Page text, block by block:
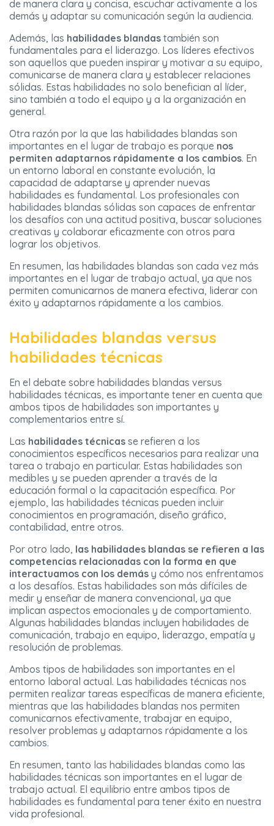
de manera clara y concisa, escuchar activamente a los
demás y adaptar su comunicación según la audiencia.
Además, las habilidades blandas también son
fundamentales para el liderazgo. Los líderes efectivos
son aquellos que pueden inspirar y motivar a su equipo,
comunicarse de manera clara y establecer relaciones
sólidas. Estas habilidades no solo benefician al líder,
sino también a todo el equipo y a la organización en
general.
Otra razón por la que las habilidades blandas son
importantes en el lugar de trabajo es porque nos
permiten adaptarnos rápidamente a los cambios. En
un entorno laboral en constante evolución, la
capacidad de adaptarse y aprender nuevas
habilidades es fundamental. Los profesionales con
habilidades blandas sólidas son capaces de enfrentar
los desafíos con una actitud positiva, buscar soluciones
creativas y colaborar eficazmente con otros para
lograr los objetivos.
En resumen, las habilidades blandas son cada vez más
importantes en el lugar de trabajo actual, ya que nos
permiten comunicarnos de manera efectiva, liderar con
éxito y adaptarnos rápidamente a los cambios.
Habilidades blandas versus
habilidades técnicas
En el debate sobre habilidades blandas versus
habilidades técnicas, es importante tener en cuenta que
ambos tipos de habilidades son importantes y
complementarios entre sí.
Las habilidades técnicas se refieren a los
conocimientos específicos necesarios para realizar una
tarea o trabajo en particular. Estas habilidades son
medibles y se pueden aprender a través de la
educación formal o la capacitación específica. Por
ejemplo, las habilidades técnicas pueden incluir
conocimientos en programación, diseño gráfico,
contabilidad, entre otros.
Por otro lado, las habilidades blandas se refieren a las
competencias relacionadas con la forma en que
interactuamos con los demás y cómo nos enfrentamos
a los desafíos. Estas habilidades son más difíciles de
medir y enseñar de manera convencional, ya que
implican aspectos emocionales y de comportamiento.
Algunas habilidades blandas incluyen habilidades de
comunicación, trabajo en equipo, liderazgo, empatía y
resolución de problemas.
Ambos tipos de habilidades son importantes en el
entorno laboral actual. Las habilidades técnicas nos
permiten realizar tareas específicas de manera eficiente,
mientras que las habilidades blandas nos permiten
comunicarnos efectivamente, trabajar en equipo,
resolver problemas y adaptarnos rápidamente a los
cambios.
En resumen, tanto las habilidades blandas como las
habilidades técnicas son importantes en el lugar de
trabajo actual. El equilibrio entre ambos tipos de
habilidades es fundamental para tener éxito en nuestra
vida profesional.